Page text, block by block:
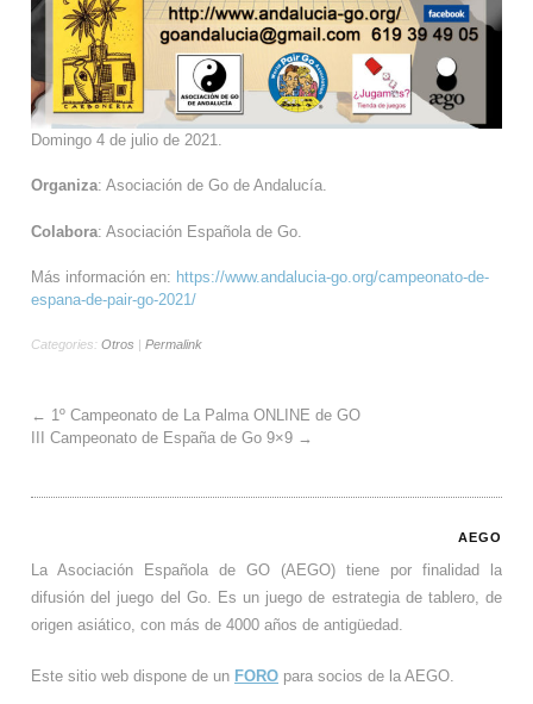
Domingo 4 de julio de 2021.
Organiza: Asociación de Go de Andalucía.
Colabora: Asociación Española de Go.
Más información en: https://www.andal ucia-go.org/campeonato-de-
espana-de-pair-go-2021/
Categories: Otros | Permalink
← 1º Campeonato de La Palma ONLINE de GO
III Campeonato de España de Go 9×9 →
AEGO
La Asociación Española de GO (AEGO) tiene por finalidad la
difusión del juego del Go. Es un juego de estrategia de tablero, de
origen asiático, con más de 4000 años de antigüedad.
Este sitio web dispone de un FORO para socios de la AEGO.